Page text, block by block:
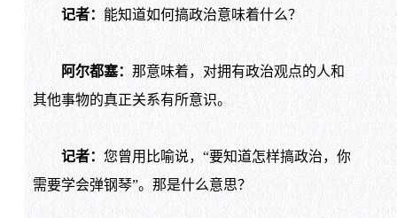
记者： 能知道如何搞政治意味着什么？
阿尔都塞： 那意味着，对拥有政治观点的人和
其他事物的真正关系有所意识。
记者： 您曾用比喻说，“要知道怎样搞政治，你
需要学会弹钢琴”。那是什么意思？